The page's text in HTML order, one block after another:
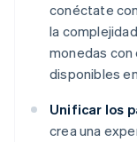
conéctate
la
monedas
disponibles
Unificar los
crea una